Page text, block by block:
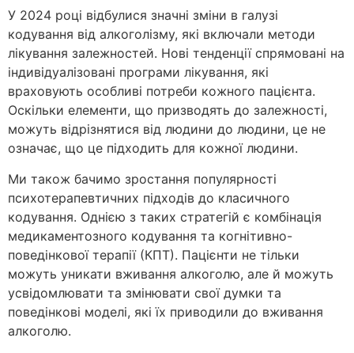
У 2024 році відбулися значні зміни в галузі
кодування від алкоголізму, які включали методи
лікування залежностей. Нові тенденції спрямовані на
індивідуалізовані програми лікування, які
враховують особливі потреби кожного пацієнта.
Оскільки елементи, що призводять до залежності,
можуть відрізнятися від людини до людини, це не
означає, що це підходить для кожної людини.
Ми також бачимо зростання популярності
психотерапевтичних підходів до класичного
кодування. Однією з таких стратегій є комбінація
медикаментозного кодування та когнітивно-
поведінкової терапії (КПТ). Пацієнти не тільки
можуть уникати вживання алкоголю, але й можуть
усвідомлювати та змінювати свої думки та
поведінкові моделі, які їх приводили до вживання
алкоголю.